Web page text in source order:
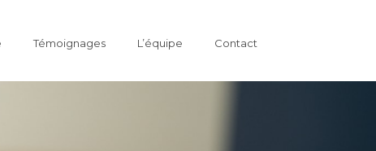
Témoignages L’équipe Contact